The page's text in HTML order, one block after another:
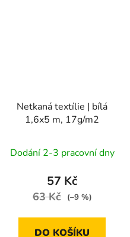
Netkaná textílie | bílá
1,6x5 m, 17g/m2
Dodání 2-3 pracovní dny
57 Kč
63 Kč (–9 %)
DO KOŠÍKU